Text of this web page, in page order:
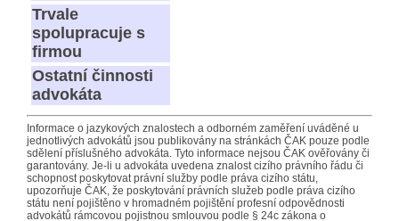
Trvale
spolupracuje s
firmou
Ostatní činnosti
advokáta
Informace o jazykových znalostech a odborném zaměření uváděné u
jednotlivých advokátů jsou publikovány na stránkách ČAK pouze podle
sdělení příslušného advokáta. Tyto informace nejsou ČAK ověřovány či
garantovány. Je-li u advokáta uvedena znalost cizího právního řádu či
schopnost poskytovat právní služby podle práva cizího státu,
upozorňuje ČAK, že poskytování právních služeb podle práva cizího
státu není pojištěno v hromadném pojištění profesní odpovědnosti
advokátů rámcovou pojistnou smlouvou podle § 24c zákona o